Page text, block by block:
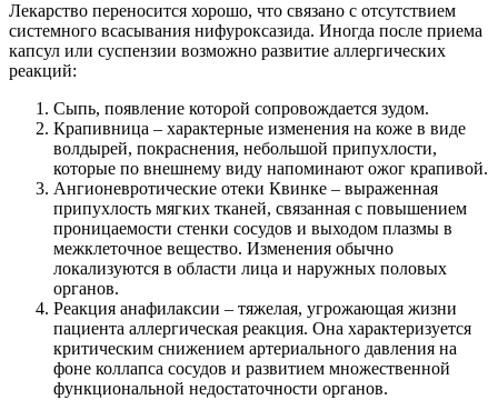
Лекарство переносится хорошо, что связано с отсутствием
системного всасывания нифуроксазида. Иногда после приема
капсул или суспензии возможно развитие аллергических
реакций:
Сыпь, появление которой сопровождается зудом.
Крапивница – характерные изменения на коже в виде
волдырей, покраснения, небольшой припухлости,
которые по внешнему виду напоминают ожог крапивой.
Ангионевротические отеки Квинке – выраженная
припухлость мягких тканей, связанная с повышением
проницаемости стенки сосудов и выходом плазмы в
межклеточное вещество. Изменения обычно
локализуются в области лица и наружных половых
органов.
Реакция анафилаксии – тяжелая, угрожающая жизни
пациента аллергическая реакция. Она характеризуется
критическим снижением артериального давления на
фоне коллапса сосудов и развитием множественной
функциональной недостаточности органов.